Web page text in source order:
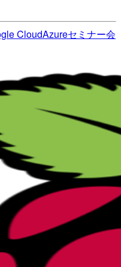
CloudAzureセミナー会